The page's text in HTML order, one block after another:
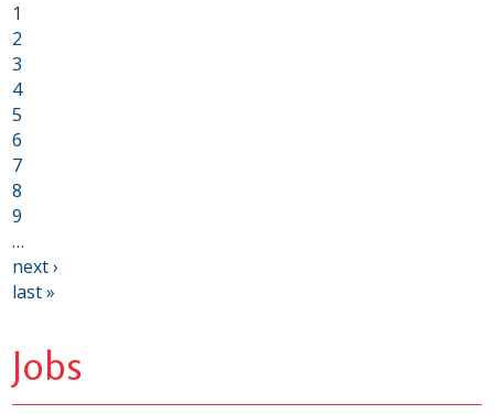
1
2
3
4
5
6
7
8
9
…
next ›
last »
Jobs